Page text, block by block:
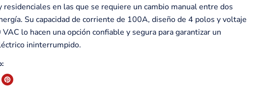
residenciales en las que se requiere un cambio manual entre dos
Su capacidad de corriente de 100A, diseño de 4 polos y voltaje
lo hacen una opción confiable y segura para garantizar un
ininterrumpido.